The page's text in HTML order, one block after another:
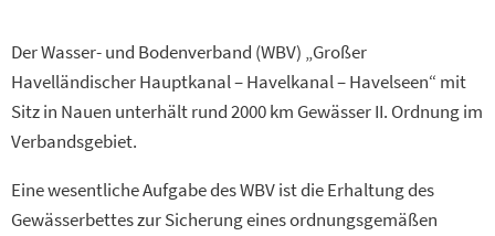
Der Wasser- und Bodenverband (WBV) „Großer
Havelländischer Hauptkanal – Havelkanal – Havelseen“ mit
Sitz in Nauen unterhält rund 2000 km Gewässer II. Ordnung im
Verbandsgebiet.
Eine wesentliche Aufgabe des WBV ist die Erhaltung des
Gewässerbettes zur Sicherung eines ordnungsgemäßen